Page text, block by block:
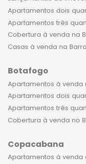
Apartamentos dois
Apartamentos três
Cobertura à venda na
Casas à venda na
Botafogo
Apartamentos à venda
Apartamentos dois
Apartamentos três
Cobertura à venda no
Copacabana
Apartamentos à